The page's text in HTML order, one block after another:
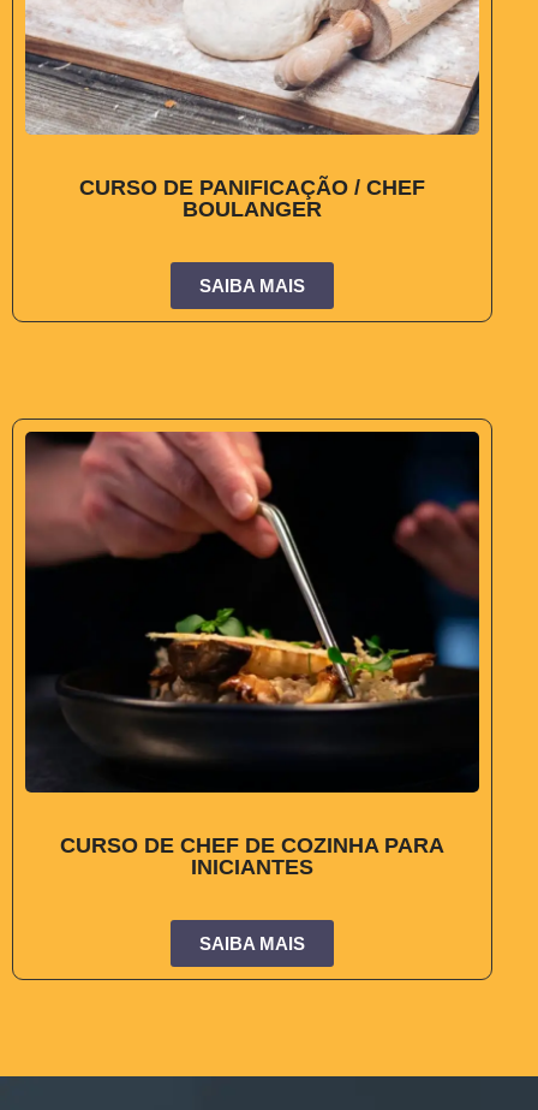
CURSO DE PANIFICAÇÃO / CHEF
BOULANGER
SAIBA MAIS
CURSO DE CHEF DE COZINHA PARA
INICIANTES
SAIBA MAIS